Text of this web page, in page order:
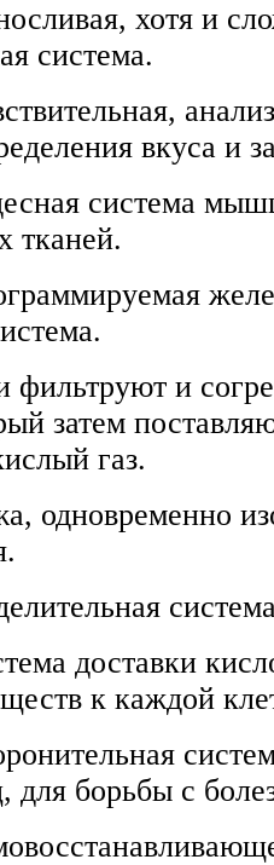
хотя и
система.
вкуса и
система
тканей.
фильтруют и
затем
газ.
одновременно
доставки
к каждой
для борьбы с